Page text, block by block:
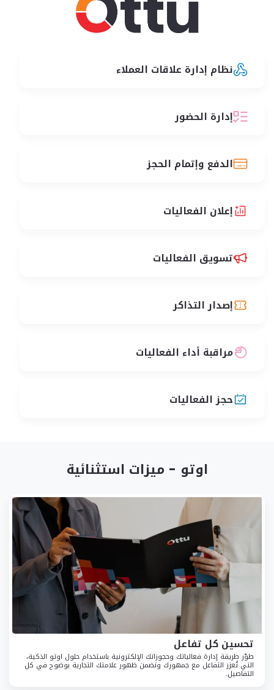
نظام إدارة علاقات العملاء
إدارة الحضور
الدفع وإتمام الحجز
إعلان الفعاليات
تسويق الفعاليات
إصدار التذاكر
مراقبة أداء الفعاليات
حجز الفعاليات
اوتو - ميزات استثنائية
تحسين كل تفاعل
طوّر طريقة إدارة فعالياتك وحجوزاتك الإلكترونية باستخدام حلول اوتو الذكية،
التي تُعزز التفاعل مع جمهورك وتضمن ظهور علامتك التجارية بوضوح في كل
التفاصيل.